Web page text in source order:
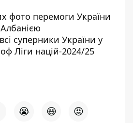
фото перемоги України
суперники України у
Ліги націй-2024/25
😭 😆 😡